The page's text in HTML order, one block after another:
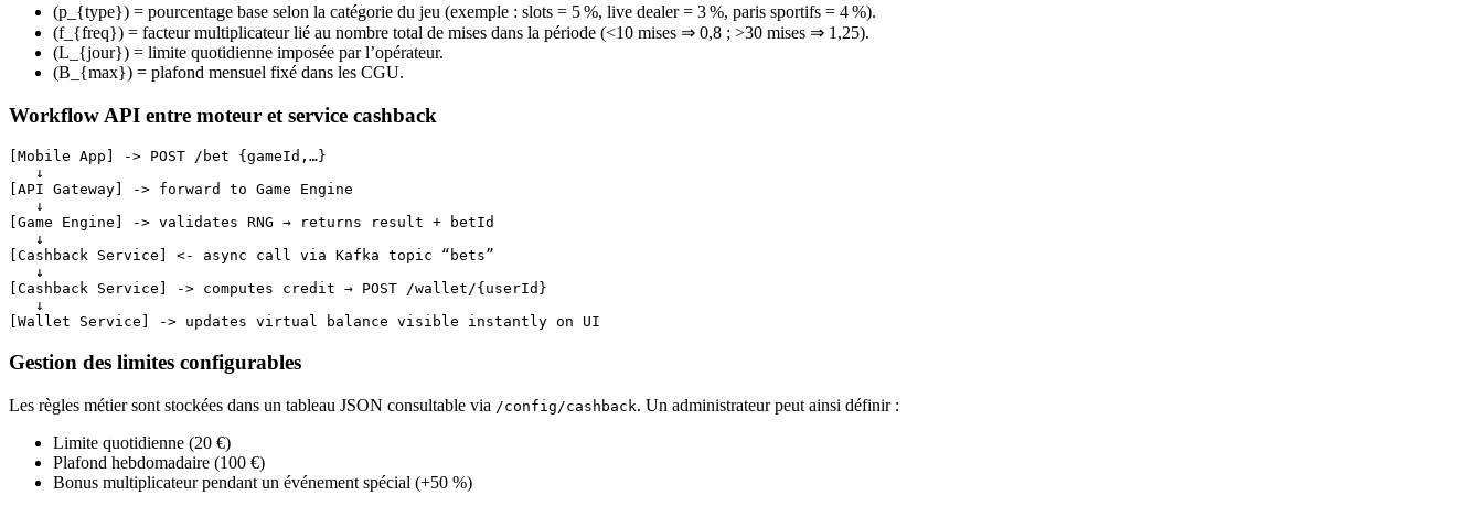
(p_{type}) = pourcentage base selon la catégorie du jeu (exemple : slots = 5 %, live dealer = 3 %, paris sportifs = 4 %).
(f_{freq}) = facteur multiplicateur lié au nombre total de mises dans la période (<10 mises ⇒ 0,8 ; >30 mises ⇒ 1,25).
(L_{jour}) = limite quotidienne imposée par l’opérateur.
(B_{max}) = plafond mensuel fixé dans les CGU.
Workflow API entre moteur et service cashback
[Mobile App] -> POST /bet {gameId,…}
   ↓
[API Gateway] -> forward to Game Engine
   ↓
[Game Engine] -> validates RNG → returns result + betId
   ↓
[Cashback Service] <- async call via Kafka topic “bets”
   ↓
[Cashback Service] -> computes credit → POST /wallet/{userId}
   ↓
Gestion des limites configurables
Les règles métier sont stockées dans un tableau JSON consultable via /config/cashback. Un administrateur peut ainsi définir :
Limite quotidienne (20 €)
Plafond hebdomadaire (100 €)
Bonus multiplicateur pendant un événement spécial (+50 %)